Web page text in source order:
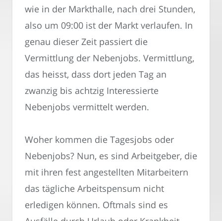
wie in der Markthalle, nach drei Stunden,
also um 09:00 ist der Markt verlaufen. In
genau dieser Zeit passiert die
Vermittlung der Nebenjobs. Vermittlung,
das heisst, dass dort jeden Tag an
zwanzig bis achtzig Interessierte
Nebenjobs vermittelt werden.
Woher kommen die Tagesjobs oder
Nebenjobs? Nun, es sind Arbeitgeber, die
mit ihren fest angestellten Mitarbeitern
das tägliche Arbeitspensum nicht
erledigen können. Oftmals sind es